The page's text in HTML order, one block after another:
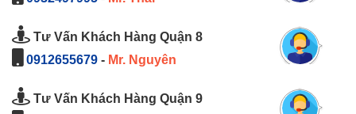
Tư Vấn Khách Hàng Quận 8
0912655679 - Mr. Nguyên
Tư Vấn Khách Hàng Quận 9